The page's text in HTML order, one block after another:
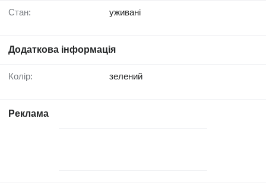
Стан: уживані
Додаткова інформація
Колір: зелений
Реклама